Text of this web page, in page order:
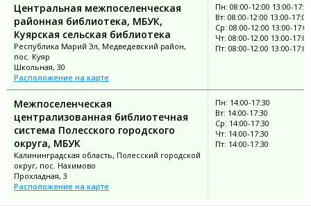
Центральная межпоселенческая
районная библиотека, МБУК,
Куярская сельская библиотека
Республика Марий Эл, Медведевский район,
пос. Куяр
Школьная, 30
Расположение на карте
Пн: 08:00-12:00 13:00-
Вт: 08:00-12:00 13:00-17:00
Ср: 08:00-12:00 13:00-17:00
Чт: 08:00-12:00 13:00-17:00
Пт: 08:00-12:00 13:00-17:00
Межпоселенческая
централизованная библиотечная
система Полесского городского
округа, МБУК
Калининградская область, Полесский городской
округ, пос. Нахимово
Прохладная, 3
Расположение на карте
Пн: 14:00-17:30
Вт: 14:00-17:30
Ср: 14:00-17:30
Чт: 14:00-17:30
Пт: 14:00-17:30